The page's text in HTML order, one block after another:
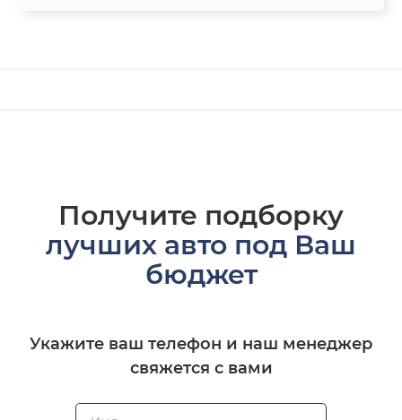
Получите подборку
лучших авто под Ваш
бюджет
Укажите ваш телефон и наш менеджер
свяжется с вами